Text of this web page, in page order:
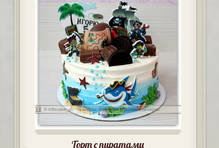
Торт с пиратами